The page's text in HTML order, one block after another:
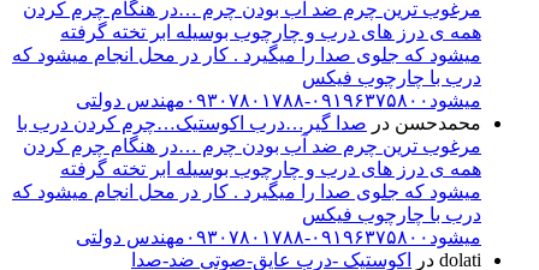
مرغوب ترین چرم ضد آب بودن چرم …در هنگام چرم کردن
همه ی درز های درب و چارچوب بوسیله ابر تخته گرفته
میشود که جلوی صدا را میگیرد . کار در محل انجام میشود که
درب با چارچوب فیکس
میشود۰۹۱۹۶۳۷۵۸۰۰-۰۹۳۰۷۸۰۱۷۸۸مهندس دولتی
محمدحسن در صدا گیر…درب اکوستیک…چرم کردن درب با
مرغوب ترین چرم ضد آب بودن چرم …در هنگام چرم کردن
همه ی درز های درب و چارچوب بوسیله ابر تخته گرفته
میشود که جلوی صدا را میگیرد . کار در محل انجام میشود که
درب با چارچوب فیکس
میشود۰۹۱۹۶۳۷۵۸۰۰-۰۹۳۰۷۸۰۱۷۸۸مهندس دولتی
dolati در اکوستیک -درب عایق-صوتی ضد-صدا